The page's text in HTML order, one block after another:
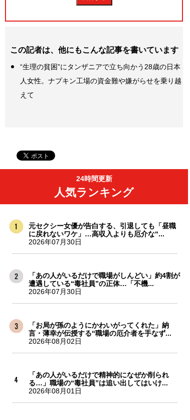
この記者は、他にもこんな記事を書いています
“生理の貧困”にタンザニアで立ち向かう28歳の日本
人女性。ナプキン工場の資金難や嫌がらせを乗り越
えて
24時間更新
人気ランキング
元セクシー女優が告白する、引退しても「昼職
に戻れないワケ」…高収入よりも厄介な“...
2026年07月30日
「あの人がいるだけで職場がしんどい」約4割が
遭遇している“毒社員”の正体…「不機...
2026年07月30日
「お局が孫のようにかわいがってくれた」納
言・薄幸が伝授する“職場の厄介者を手なず...
2026年08月02日
「あの人がいるだけで精神的になぜか削られ
る…」職場の“毒社員”は追い出してはいけ...
2026年08月01日